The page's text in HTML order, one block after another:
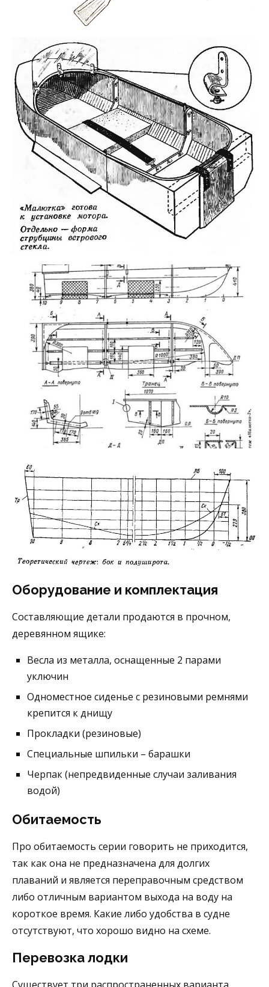
Оборудование и комплектация
Составляющие детали продаются в прочном,
деревянном ящике:
Весла из металла, оснащенные 2 парами
уключин
Одноместное сиденье с резиновыми ремнями
крепится к днищу
Прокладки (резиновые)
Специальные шпильки – барашки
Черпак (непредвиденные случаи заливания
водой)
Обитаемость
Про обитаемость серии говорить не приходится,
так как она не предназначена для долгих
плаваний и является переправочным средством
либо отличным вариантом выхода на воду на
короткое время. Какие либо удобства в судне
отсутствуют, что хорошо видно на схеме.
Перевозка лодки